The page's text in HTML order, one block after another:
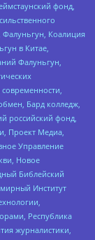
фонд,
Фалуньгун, Коалиция
в Китае,
Фалуньгун,
Бард колледж,
российский фонд,
Проект Медиа,
Управление
Новое
Библейский
Институт
Республика
журналистики,